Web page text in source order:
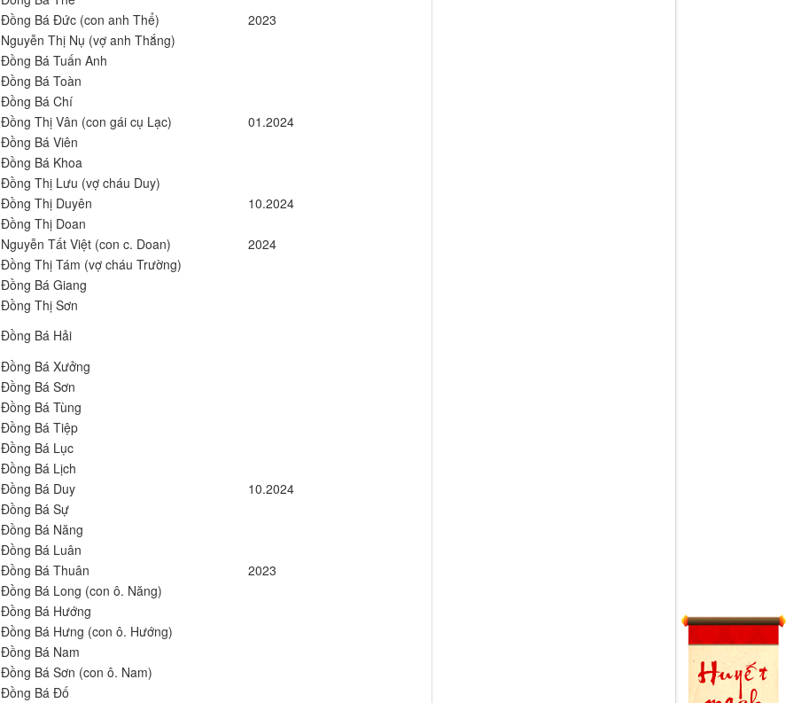
Đồng Bá Đức (con anh Thể)
2023
Nguyễn Thị Nụ (vợ anh Thắng)
Đồng Bá Tuấn Anh
Đồng Bá Toàn
Đồng Bá Chí
Đồng Thị Vân (con gái cụ Lạc)
01.2024
Đồng Bá Viên
Đồng Bá Khoa
Đồng Thị Lưu (vợ cháu Duy)
Đồng Thị Duyên
10.2024
Đồng Thị Doan
Nguyễn Tất Việt (con c. Doan)
2024
Đồng Thị Tám (vợ cháu Trường)
Đồng Bá Giang
Đồng Thị Sơn
Đồng Bá Hải
Đồng Bá Xưởng
Đồng Bá Sơn
Đồng Bá Tùng
Đồng Bá Tiệp
Đồng Bá Lục
Đồng Bá Lịch
Đồng Bá Duy
10.2024
Đồng Bá Sự
Đồng Bá Năng
Đồng Bá Luân
Đồng Bá Thuân
2023
Đồng Bá Long (con ô. Năng)
Đồng Bá Hướng
Đồng Bá Hưng (con ô. Hướng)
Đồng Bá Nam
Đồng Bá Sơn (con ô. Nam)
Đồng Bá Đố